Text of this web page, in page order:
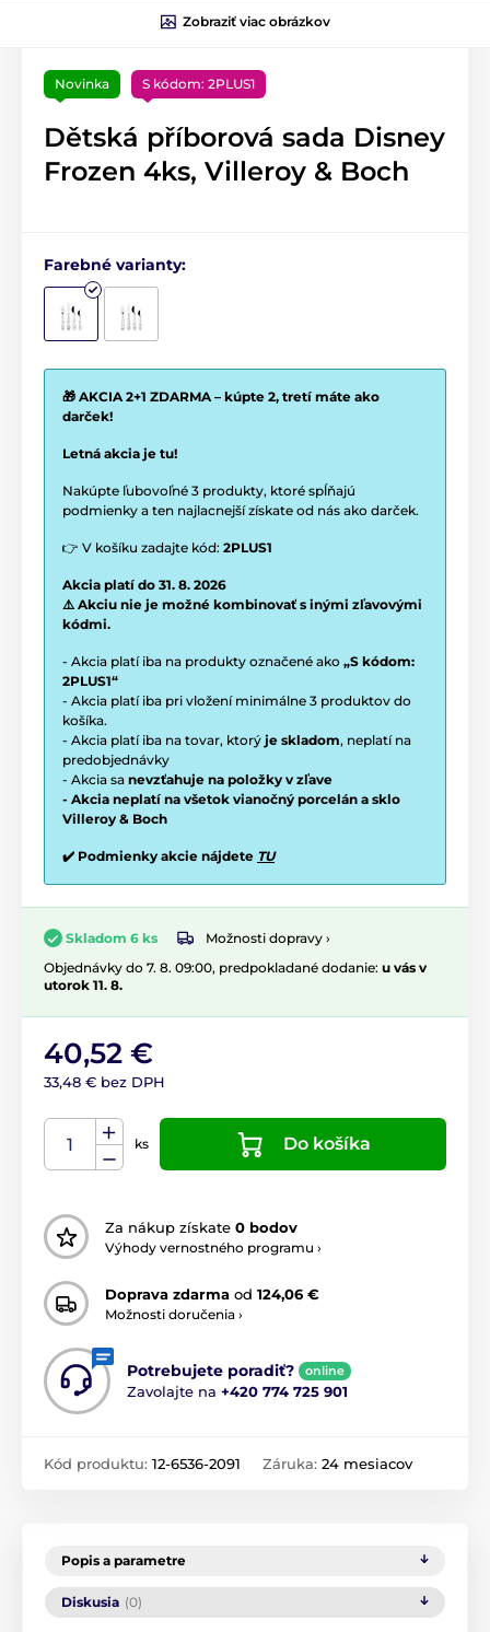
Zobraziť viac obrázkov
Novinka S kódom: 2PLUS1
Dětská příborová sada Disney
Frozen 4ks, Villeroy & Boch
Farebné varianty:
🎁 AKCIA 2+1 ZDARMA – kúpte 2, tretí máte ako
darček!
Letná akcia je tu!
Nakúpte ľubovoľné 3 produkty, ktoré spĺňajú
podmienky a ten najlacnejší získate od nás ako darček.
👉 V košíku zadajte kód: 2PLUS1
Akcia platí do 31. 8. 2026
⚠️ Akciu nie je možné kombinovať s inými zľavovými
kódmi.
- Akcia platí iba na produkty označené ako „S kódom:
2PLUS1“
- Akcia platí iba pri vložení minimálne 3 produktov do
košíka.
- Akcia platí iba na tovar, ktorý je skladom, neplatí na
predobjednávky
- Akcia sa nevzťahuje na položky v zľave
- Akcia neplatí na všetok vianočný porcelán a sklo
Villeroy & Boch
✔️ Podmienky akcie nájdete TU
Skladom 6 ks
Možnosti dopravy ›
Objednávky do 7. 8. 09:00, predpokladané dodanie: u vás v
utorok 11. 8.
40,52 €
33,48 € bez DPH
ks Do košíka
Za nákup získate 0 bodov
Výhody vernostného programu ›
Doprava zdarma od 124,06 €
Možnosti doručenia ›
Potrebujete poradiť? online
Zavolajte na +420 774 725 901
Kód produktu: 12-6536-2091 Záruka: 24 mesiacov
Popis a parametre
Diskusia (0)